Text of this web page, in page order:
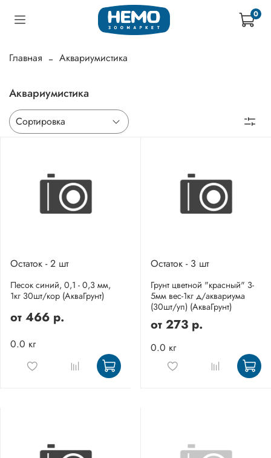
0
Главная Аквариумистика
Аквариумистика
Остаток - 2 шт
Песок синий, 0,1 - 0,3 мм,
1кг 30шт/кор (АкваГрунт)
от 466 р.
0.0 кг
Остаток - 3 шт
Грунт цветной "красный" 3-
5мм вес-1кг д/аквариума
(30шт/уп) (АкваГрунт)
от 273 р.
0.0 кг